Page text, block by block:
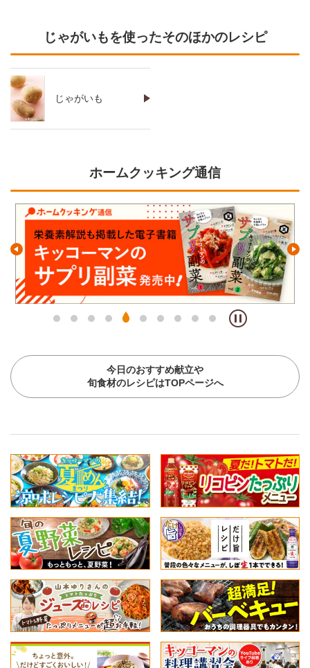
じゃがいもを使ったそのほかのレシピ
じゃがいも
ホームクッキング通信
今日のおすすめ献立や
旬食材のレシピはTOPページへ